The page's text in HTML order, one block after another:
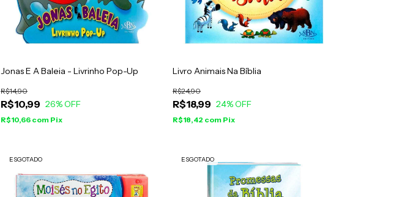
Jonas E A Baleia - Livrinho Pop-Up
R$10,99
R$14,90
26% OFF
R$10,66 com Pix
Livro Animais Na Bíblia
R$18,99
R$24,90
24% OFF
R$18,42 com Pix
ESGOTADO ESGOTADO